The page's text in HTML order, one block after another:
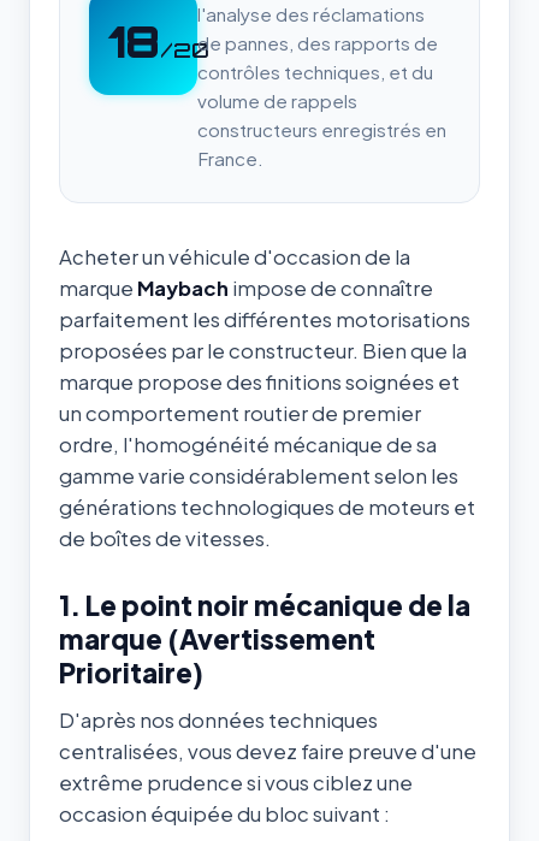
18/20
l'analyse des réclamations
de pannes, des rapports de
contrôles techniques, et du
volume de rappels
constructeurs enregistrés en
France.
Acheter un véhicule d'occasion de la
marque Maybach impose de connaître
parfaitement les différentes motorisations
proposées par le constructeur. Bien que la
marque propose des finitions soignées et
un comportement routier de premier
ordre, l'homogénéité mécanique de sa
gamme varie considérablement selon les
générations technologiques de moteurs et
de boîtes de vitesses.
1. Le point noir mécanique de la
marque (Avertissement
Prioritaire)
D'après nos données techniques
centralisées, vous devez faire preuve d'une
extrême prudence si vous ciblez une
occasion équipée du bloc suivant :